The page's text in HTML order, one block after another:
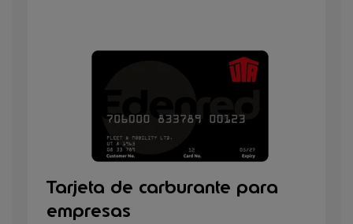
Tarjeta de carburante para
empresas